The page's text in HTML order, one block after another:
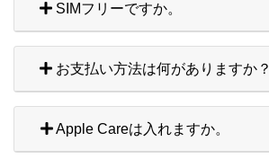
SIMフリーですか。
お支払い方法は何がありますか？
Apple Careは入れますか。